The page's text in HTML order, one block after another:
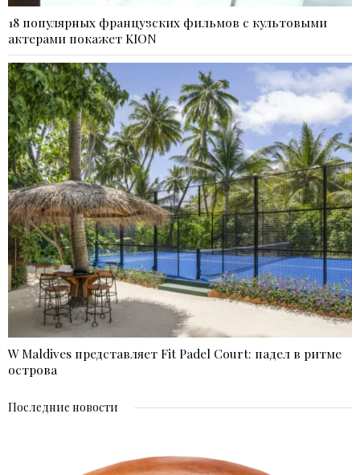
18 популярных французских фильмов с культовыми
актерами покажет KION
W Maldives представляет Fit Padel Court: падел в ритме
острова
Последние новости